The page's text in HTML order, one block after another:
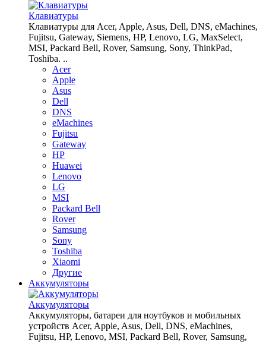
Клавиатуры
Клавиатуры для Acer, Apple, Asus, Dell, DNS, eMachines,
Fujitsu, Gateway, Siemens, HP, Lenovo, LG, MaxSelect,
MSI, Packard Bell, Rover, Samsung, Sony, ThinkPad,
Toshiba. ..
Acer
Apple
Asus
Dell
DNS
eMachines
Fujitsu
Gateway
HP
Huawei
Lenovo
LG
MSI
Packard Bell
Rover
Samsung
Sony
Toshiba
Xiaomi
Другие
Аккумуляторы
Аккумуляторы
Аккумуляторы, батареи для ноутбуков и мобильных
устройств Acer, Apple, Asus, Dell, DNS, eMachines,
Fujitsu, HP, Lenovo, MSI, Packard Bell, Rover, Samsung,